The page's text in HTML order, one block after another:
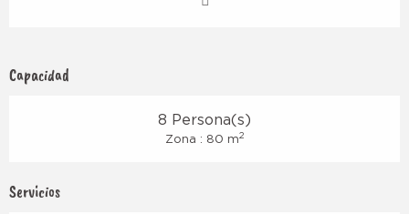
Capacidad
8 Persona(s)
Zona : 80 m2
Servicios